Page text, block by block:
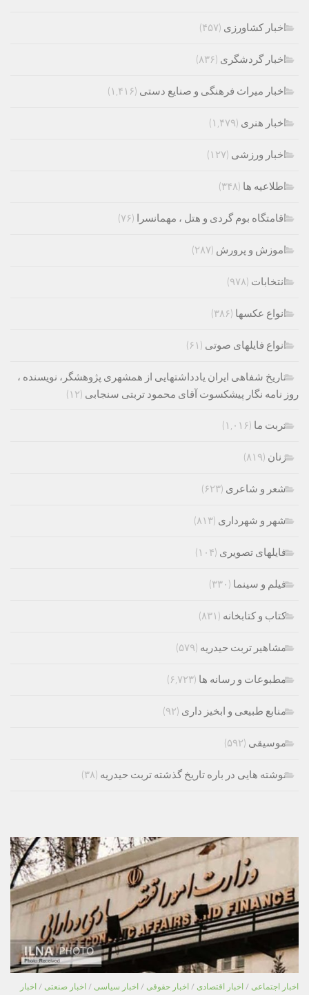
اخبار کشاورزی (۴۵۷)
اخبار گردشگری (۸۳۶)
اخبار میراث فرهنگی و صنایع دستی (۱,۴۱۶)
اخبار هنری (۱,۴۷۹)
اخبار ورزشی (۱۲۷)
اطلاعیه ها (۳۴۸)
اقامتگاه بوم گردی و هتل ، مهمانسرا (۷۶)
اموزش و پرورش (۲۸۷)
انتخابات (۹۷۸)
انواع عکسها (۳۸۶)
انواع فایلهای صوتی (۶۱)
تاریخ شفاهی ایران یادداشتهایی از همشهری پژوهشگر، نویسنده ،
روز نامه نگار پیشکسوت آقای محمود تربتی سنجابی (۱۲)
تربت ما (۱,۰۱۶)
زنان (۸۱۹)
شعر و شاعری (۶۲۳)
شهر و شهرداری (۸۱۳)
فایلهای تصویری (۱۰۴)
فیلم و سینما (۳۳۰)
کتاب و کتابخانه (۸۳۱)
مشاهیر تربت حیدریه (۵۷۹)
مطبوعات و رسانه ها (۶,۷۲۳)
منابع طبیعی و ابخیز داری (۹۲)
موسیقی (۵۹۲)
نوشته هایی در باره تاریخ گذشته تربت حیدریه (۳۸)
اخبار اجتماعی / اخبار اقتصادی / اخبار حقوقی / اخبار سیاسی / اخبار صنعتی / اخبار